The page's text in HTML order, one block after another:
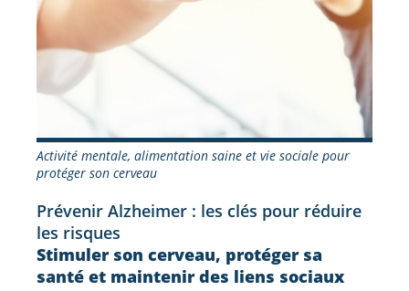
Prévenir Alzheimer : les clés pour réduire
les risques
Stimuler son cerveau, protéger sa
santé et maintenir des liens sociaux
Activité mentale, alimentation saine et vie sociale pour
protéger son cerveau